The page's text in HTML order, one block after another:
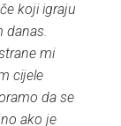
koji igraju
danas.
mi
cijele
da se
ako je